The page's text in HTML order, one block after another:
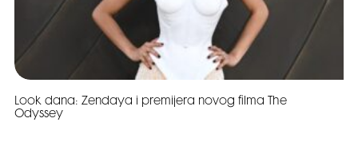
Look dana: Zendaya i premijera novog filma The
Odyssey